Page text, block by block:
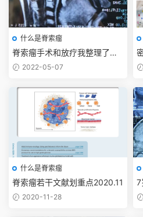
什么是脊索瘤
脊索瘤手术和放疗我整理了一
下问题和注意事项
2022-05-07
册
什么是脊索瘤
脊索瘤若干文献划重点2020.11
2020-11-28
7